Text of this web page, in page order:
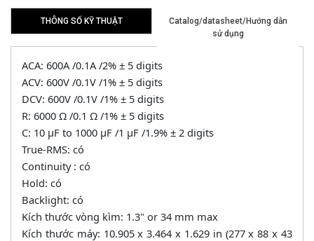
THÔNG SỐ KỸ THUẬT
Catalog/datasheet/Hướng dẫn
sử dụng
ACA: 600A /0.1A /2% ± 5 digits
ACV: 600V /0.1V /1% ± 5 digits
DCV: 600V /0.1V /1% ± 5 digits
R: 6000 Ω /0.1 Ω /1% ± 5 digits
C: 10 µF to 1000 µF /1 µF /1.9% ± 2 digits
True-RMS: có
Continuity : có
Hold: có
Backlight: có
Kích thước vòng kìm: 1.3" or 34 mm max
Kích thước máy: 10.905 x 3.464 x 1.629 in (277 x 88 x 43